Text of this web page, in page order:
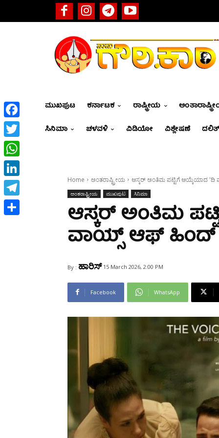
ಮುಖಪುಟ ಕರ್ನಾಟಕ ರಾಷ್ಟ್ರೀಯ
ಸಿನಿಮಾ
ಚಳವಳಿ ವಿಡಿಯೋ ವಿಶ್ಲೇಷಣೆ ದಲಿತ್
Home ಅಂತರಾಷ್ಟ್ರೀಯ ಆಸ್ಕರ್‌ ಅಂತಿಮ ಪಟ್ಟಿಗೆ ಆಯ್ಕೆಯಾದ
ಅಂತರಾಷ್ಟ್ರೀಯ ಮುಖಪುಟ ಸಿನಿಮಾ
ಆಸ್ಕರ್‌ ಅಂತಿಮ
ವಾಯ್ಸ್ ಆಫ್ ಹಿಂದ್
By : ಹಾರಿಸ್ 15 March 2026, 2:00 PM
Facebook WhatsApp
Facebook
Twitter
WhatsApp
LinkedIn
Telegram